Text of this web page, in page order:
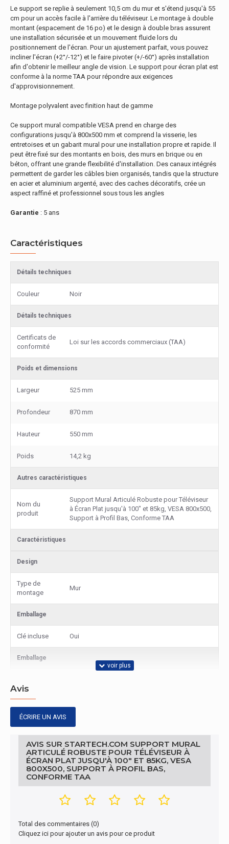
Le support se replie à seulement 10,5 cm du mur et s'étend jusqu'à 55
cm pour un accès facile à l'arrière du téléviseur. Le montage à double
montant (espacement de 16 po) et le design à double bras assurent
une installation sécurisée et un mouvement fluide lors du
positionnement de l'écran. Pour un ajustement parfait, vous pouvez
incliner l'écran (+2°/-12°) et le faire pivoter (+/-60°) après installation
afin d'obtenir le meilleur angle de vision. Le support pour écran plat est
conforme à la norme TAA pour répondre aux exigences
d'approvisionnement.
Montage polyvalent avec finition haut de gamme
Ce support mural compatible VESA prend en charge des
configurations jusqu'à 800x500 mm et comprend la visserie, les
entretoises et un gabarit mural pour une installation propre et rapide. Il
peut être fixé sur des montants en bois, des murs en brique ou en
béton, offrant une grande flexibilité d'installation. Des canaux intégrés
permettent de garder les câbles bien organisés, tandis que la structure
en acier et aluminium argenté, avec des caches décoratifs, crée un
aspect raffiné et professionnel sous tous les angles
Garantie : 5 ans
Caractéristiques
Détails techniques
Couleur Noir
Détails techniques
Certificats de
conformité
Loi sur les accords commerciaux (TAA)
Poids et dimensions
Largeur 525 mm
Profondeur 870 mm
Hauteur 550 mm
Poids 14,2 kg
Autres caractéristiques
Nom du
produit
Support Mural Articulé Robuste pour Téléviseur
à Écran Plat jusqu'à 100" et 85kg, VESA 800x500,
Support à Profil Bas, Conforme TAA
Caractéristiques
Design
Type de
montage
Mur
Emballage
Clé incluse Oui
Emballage
d'utilisation
l'emballage
Profondeur
l'emballage
386 mm
180 mm
paquet
Avis
ÉCRIRE UN AVIS
AVIS SUR STARTECH.COM SUPPORT MURAL
ARTICULÉ ROBUSTE POUR TÉLÉVISEUR À
ÉCRAN PLAT JUSQU'À 100" ET 85KG, VESA
800X500, SUPPORT À PROFIL BAS,
CONFORME TAA
Total des commentaires (0)
Cliquez ici pour ajouter un avis pour ce produit